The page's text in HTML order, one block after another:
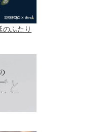
のふたり